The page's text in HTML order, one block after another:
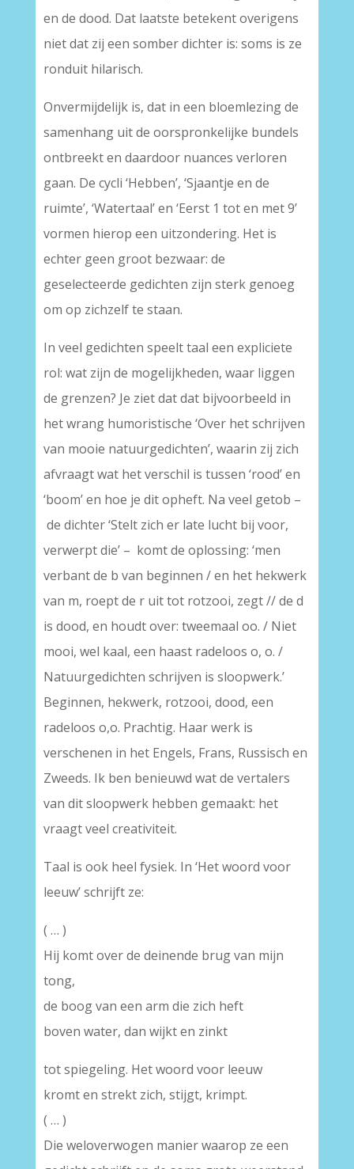
en de dood. Dat laatste betekent overigens
niet dat zij een somber dichter is: soms is ze
ronduit hilarisch.
Onvermijdelijk is, dat in een bloemlezing de
samenhang uit de oorspronkelijke bundels
ontbreekt en daardoor nuances verloren
gaan. De cycli ‘Hebben’, ‘Sjaantje en de
ruimte’, ‘Watertaal’ en ‘Eerst 1 tot en met 9’
vormen hierop een uitzondering. Het is
echter geen groot bezwaar: de
geselecteerde gedichten zijn sterk genoeg
om op zichzelf te staan.
In veel gedichten speelt taal een expliciete
rol: wat zijn de mogelijkheden, waar liggen
de grenzen? Je ziet dat dat bijvoorbeeld in
het wrang humoristische ‘Over het schrijven
van mooie natuurgedichten’, waarin zij zich
afvraagt wat het verschil is tussen ‘rood’ en
‘boom’ en hoe je dit opheft. Na veel getob –
de dichter ‘Stelt zich er late lucht bij voor,
verwerpt die’ – komt de oplossing: ‘men
verbant de b van beginnen / en het hekwerk
van m, roept de r uit tot rotzooi, zegt // de d
is dood, en houdt over: tweemaal oo. / Niet
mooi, wel kaal, een haast radeloos o, o. /
Natuurgedichten schrijven is sloopwerk.’
Beginnen, hekwerk, rotzooi, dood, een
radeloos o,o. Prachtig. Haar werk is
verschenen in het Engels, Frans, Russisch en
Zweeds. Ik ben benieuwd wat de vertalers
van dit sloopwerk hebben gemaakt: het
vraagt veel creativiteit.
Taal is ook heel fysiek. In ‘Het woord voor
leeuw’ schrijft ze:
( … )
Hij komt over de deinende brug van mijn
tong,
de boog van een arm die zich heft
boven water, dan wijkt en zinkt
tot spiegeling. Het woord voor leeuw
kromt en strekt zich, stijgt, krimpt.
( … )
Die weloverwogen manier waarop ze een